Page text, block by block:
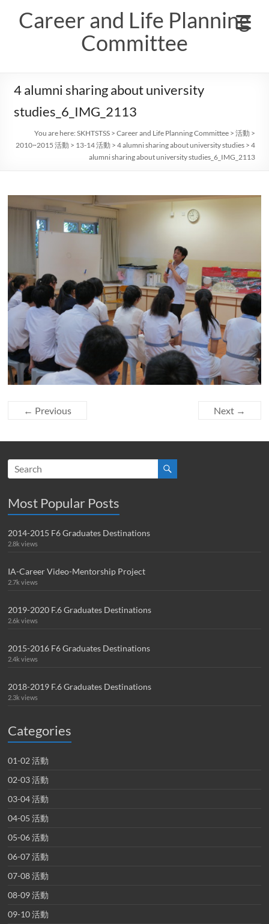
contentCareer and Life Planning
Committee
4 alumni sharing about university
studies_6_IMG_2113
You are here:SKHTSTSS >Career and Life Planning Committee >活動 >
2010~2015 活動 > 13-14 活動 >4 alumni sharing about university studies >4
alumni sharing about university studies_6_IMG_2113
← Previous Next →
Most Popular Posts
2014-2015 F6 Graduates Destinations
2.8k views
IA-Career Video-Mentorship Project
2.7k views
2019-2020 F.6 Graduates Destinations
2.6k views
2015-2016 F6 Graduates Destinations
2.4k views
2018-2019 F.6 Graduates Destinations
2.3k views
Categories
01-02 活動
02-03 活動
03-04 活動
04-05 活動
05-06 活動
06-07 活動
07-08 活動
08-09 活動
09-10 活動